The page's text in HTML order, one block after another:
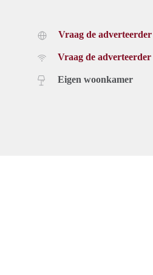
Vraag de adverteerder
Vraag de adverteerder
Eigen woonkamer